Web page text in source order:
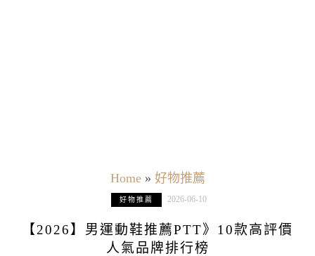
Home» 好物推薦
好物推薦 2026-06-10
【2026】男運動鞋推薦PTT》10款高評價
人氣品牌排行榜